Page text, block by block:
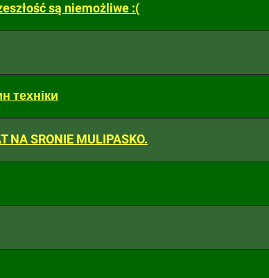
są niemożliwe :(
техніки
NA SRONIE MULIPASKO.